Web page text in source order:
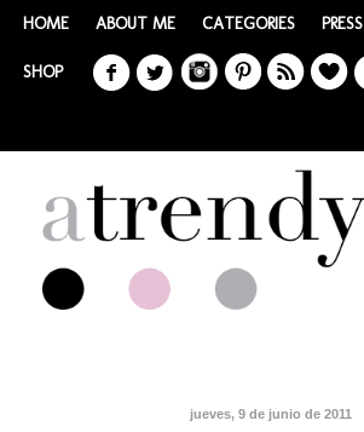
HOME ABOUT ME CATEGORIES PRESS
SHOP
jueves, 9 de junio de 2011